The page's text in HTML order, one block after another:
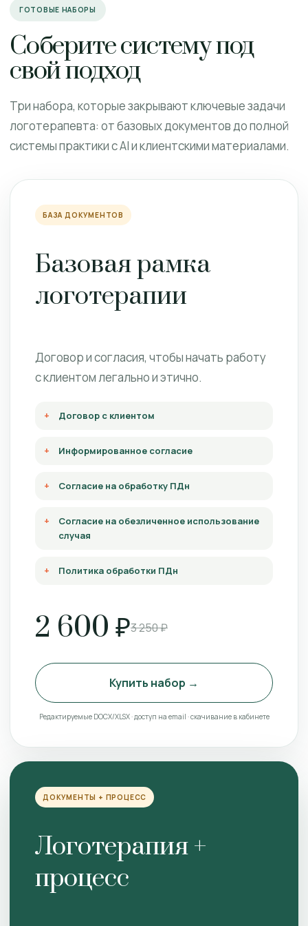
ГОТОВЫЕ НАБОРЫ
Соберите систему под
свой подход
Три набора, которые закрывают ключевые задачи
логотерапевта: от базовых документов до полной
системы практики с AI и клиентскими материалами.
БАЗА ДОКУМЕНТОВ
Базовая рамка
логотерапии
Договор и согласия, чтобы начать работу
с клиентом легально и этично.
Договор с клиентом
Информированное согласие
Согласие на обработку ПДн
Согласие на обезличенное использование
случая
Политика обработки ПДн
2 600 ₽3 250 ₽
Купить набор →
Редактируемые DOCX/XLSX · доступ на email · скачивание в кабинете
ДОКУМЕНТЫ + ПРОЦЕСС
Логотерапия +
процесс